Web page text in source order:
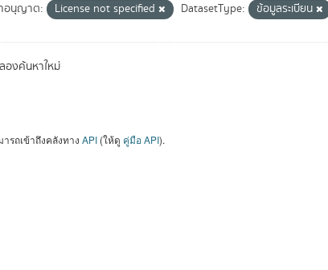
นุญาต: License not specified DatasetType: ข้อมูลระเบียน
งค้นหาใหม่
รถเข้าถึงคลังทาง API (ให้ดู คู่มือ API).